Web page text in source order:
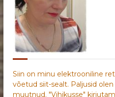
Siin on minu elektrooniline
võetud siit-sealt. Paljusid
muutnud. "Vihikusse"